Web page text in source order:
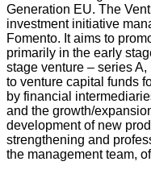
Generation EU. The
investment initiative
Fomento. It aims to
primarily in the early
stage venture – series
to venture capital funds
by financial
and the growth/
development of new
strengthening and
the management team,